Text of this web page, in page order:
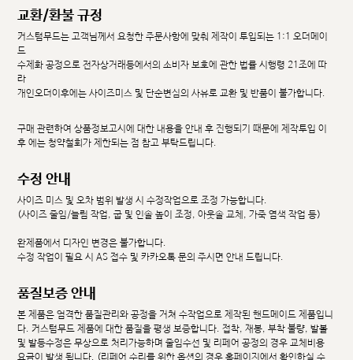
교환/환불 규정
커스텀무드는 고객님께서 요청한 주문사항에 맞춰 제작이 투입되는 1:1 오더메이
드
수제화 공정으로 전자상거래등에서의 소비자 보호에 관한 법률 시행령 21조에 따
라
개인오더이후에는 사이즈미스 및 단순변심의 사유로 교환 및 반품이 불가합니다.
구매 관련하여 상품정보고시에 대한 내용을 안내 후 진행되기 때문에 제작투입 이
후 에는 청약철회가 제한되는 점 참고 부탁드립니다.
수정 안내
사이즈 미스 및 오차 범위 발생 시 수정작업으로 조정 가능합니다.
(사이즈 줄임/늘림 작업, 굽 및 인솔 높이 조정, 아웃솔 교체, 가죽 염색 작업 등)
완제품에서 디자인 변경은 불가합니다.
수정 작업이 필요 시 AS 접수 및 카카오톡 문의 주시면 안내 드립니다.
품질보증 안내
본 제품은 엄격한 품질관리와 공정을 거쳐 수작업으로 제작된 핸드메이드 제품입니
다. 커스텀무드 제품에 대한 품질을 평생 보증합니다. 접착, 재봉, 부착 불량, 발볼
및 발등수정은 무상으로 처리가능하며 줄임수선 및 리페어 공정의 경우 교체비용
요금이 발생 됩니다. (리페어 수리를 위한 옵션의 경우 홈페이지에서 확인하실 수